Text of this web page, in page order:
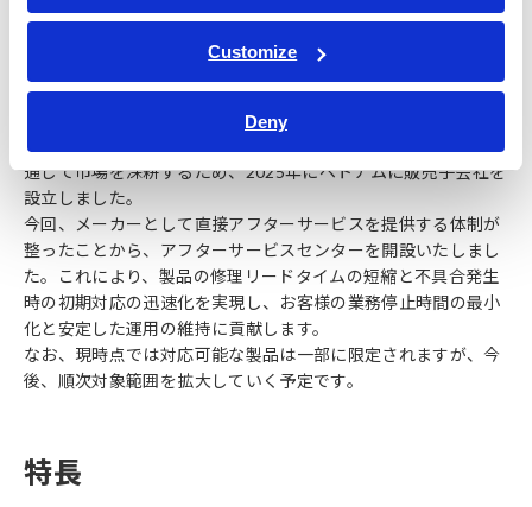
Customize
Deny
した業務運用を支える保守体制の重要性が一層高まっていま
一方で、これまで製品の不具合対応は、日本本社を含む海外拠
点が中心であったため、対応リードタイムの長期化や業務停止
時間（ダウンタイム）の増加といった課題がありました。
こうした背景から、販売網の構築とアフターサービスの充実を
通じて市場を深耕するため、2025年にベトナムに販売子会社を
設立しました。
今回、メーカーとして直接アフターサービスを提供する体制が
整ったことから、アフターサービスセンターを開設いたしまし
た。これにより、製品の修理リードタイムの短縮と不具合発生
時の初期対応の迅速化を実現し、お客様の業務停止時間の最小
化と安定した運用の維持に貢献します。
なお、現時点では対応可能な製品は一部に限定されますが、今
後、順次対象範囲を拡大していく予定です。
特長